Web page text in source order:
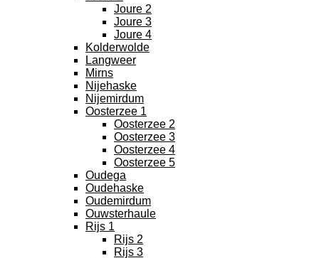
Joure 2
Joure 3
Joure 4
Kolderwolde
Langweer
Mirns
Nijehaske
Nijemirdum
Oosterzee 1
Oosterzee 2
Oosterzee 3
Oosterzee 4
Oosterzee 5
Oudega
Oudehaske
Oudemirdum
Ouwsterhaule
Rijs 1
Rijs 2
Rijs 3